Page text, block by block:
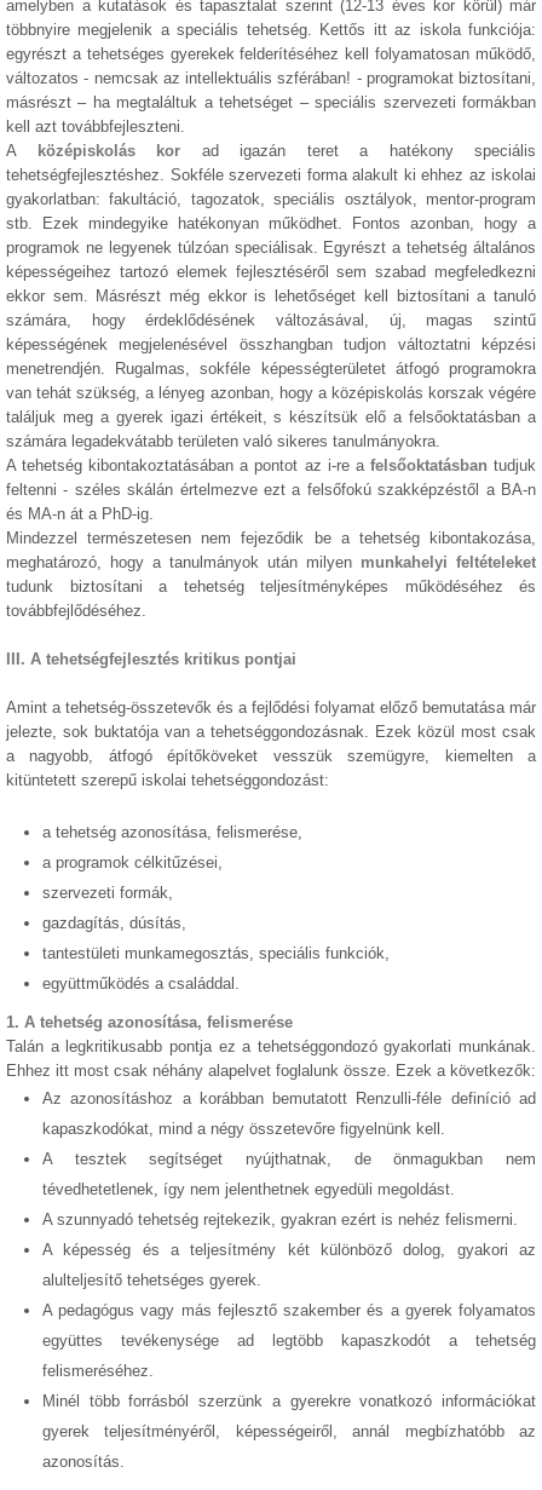
amelyben a kutatások és tapasztalat szerint (12-13 éves kor körül) már
többnyire megjelenik a speciális tehetség. Kettős itt az iskola funkciója:
egyrészt a tehetséges gyerekek felderítéséhez kell folyamatosan működő,
változatos - nemcsak az intellektuális szférában! - programokat biztosítani,
másrészt – ha megtaláltuk a tehetséget – speciális szervezeti formákban
kell azt továbbfejleszteni.
A
középiskolás kor ad igazán teret a hatékony speciális
tehetségfejlesztéshez. Sokféle szervezeti forma alakult ki ehhez az iskolai
gyakorlatban: fakultáció, tagozatok, speciális osztályok, mentor-program
stb. Ezek mindegyike hatékonyan működhet. Fontos azonban, hogy a
programok ne legyenek túlzóan speciálisak. Egyrészt a tehetség általános
képességeihez tartozó elemek fejlesztéséről sem szabad megfeledkezni
ekkor sem. Másrészt még ekkor is lehetőséget kell biztosítani a tanuló
számára, hogy érdeklődésének változásával, új, magas szintű
képességének megjelenésével összhangban tudjon változtatni képzési
menetrendjén. Rugalmas, sokféle képességterületet átfogó programokra
van tehát szükség, a lényeg azonban, hogy a középiskolás korszak végére
találjuk meg a gyerek igazi értékeit, s készítsük elő a felsőoktatásban a
számára legadekvátabb területen való sikeres tanulmányokra.
A tehetség kibontakoztatásában a pontot az i-re a felsőoktatásban tudjuk
feltenni - széles skálán értelmezve ezt a felsőfokú szakképzéstől a BA-n
és MA-n át a PhD-ig.
Mindezzel természetesen nem fejeződik be a tehetség kibontakozása,
meghatározó, hogy a tanulmányok után milyen munkahelyi feltételeket
tudunk biztosítani a tehetség teljesítményképes működéséhez és
továbbfejlődéséhez.
III. A tehetségfejlesztés kritikus pontjai
Amint a tehetség-összetevők és a fejlődési folyamat előző bemutatása már
jelezte, sok buktatója van a tehetséggondozásnak. Ezek közül most csak
a nagyobb, átfogó építőköveket vesszük szemügyre, kiemelten a
kitüntetett szerepű iskolai tehetséggondozást:
a tehetség azonosítása, felismerése,
a programok célkitűzései,
szervezeti formák,
gazdagítás, dúsítás,
tantestületi munkamegosztás, speciális funkciók,
együttműködés a családdal.
1. A tehetség azonosítása, felismerése
Talán a legkritikusabb pontja ez a tehetséggondozó gyakorlati munkának.
Ehhez itt most csak néhány alapelvet foglalunk össze. Ezek a következők:
Az azonosításhoz a korábban bemutatott Renzulli-féle definíció ad
kapaszkodókat, mind a négy összetevőre figyelnünk kell.
A tesztek segítséget nyújthatnak, de önmagukban nem
tévedhetetlenek, így nem jelenthetnek egyedüli megoldást.
A szunnyadó tehetség rejtekezik, gyakran ezért is nehéz felismerni.
A képesség és a teljesítmény két különböző dolog, gyakori az
alulteljesítő tehetséges gyerek.
A pedagógus vagy más fejlesztő szakember és a gyerek folyamatos
együttes tevékenysége ad legtöbb kapaszkodót a tehetség
felismeréséhez.
Minél több forrásból szerzünk a gyerekre vonatkozó információkat
gyerek teljesítményéről, képességeiről, annál megbízhatóbb az
azonosítás.